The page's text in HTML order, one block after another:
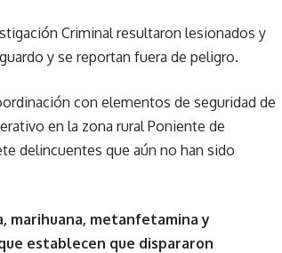
Criminal resultaron lesionados y
y se reportan fuera de peligro.
con elementos de seguridad de
en la zona rural Poniente de
delincuentes que aún no han sido
marihuana, metanfetamina y
establecen que dispararon